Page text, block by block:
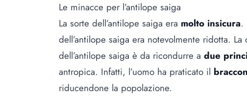
Le minacce per l’antilope saiga
La sorte dell’antilope saiga era molto insicura.
dell’antilope saiga era notevolmente ridotta.
dell’antilope saiga è da ricondurre a due
antropica. Infatti, l’uomo ha praticato il
riducendone la popolazione.